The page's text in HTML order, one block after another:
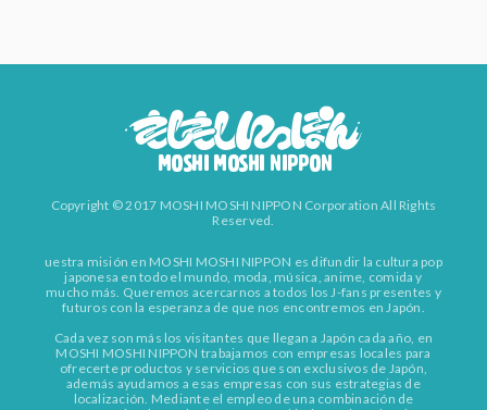
Copyright © 2017 MOSHI MOSHI NIPPON Corporation All Rights
Reserved.
uestra misión en MOSHI MOSHI NIPPON es difundir la cultura pop
japonesa en todo el mundo, moda, música, anime, comida y
mucho más. Queremos acercarnos a todos los J-fans presentes y
futuros con la esperanza de que nos encontremos en Japón.
Cada vez son más los visitantes que llegan a Japón cada año, en
MOSHI MOSHI NIPPON trabajamos con empresas locales para
ofrecerte productos y servicios que son exclusivos de Japón,
además ayudamos a esas empresas con sus estrategias de
localización. Mediante el empleo de una combinación de